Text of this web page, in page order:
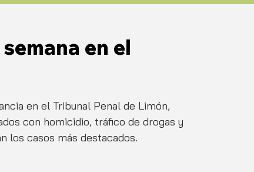
en el
en el Tribunal Penal de Limón,
con homicidio, tráfico de drogas y
los casos más destacados.